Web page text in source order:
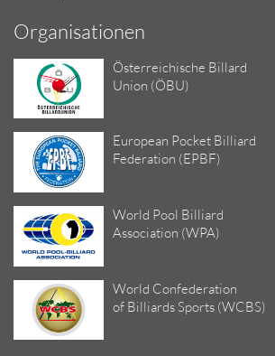
Organisationen
Österreichische Billard
Union (ÖBU)
European Pocket Billiard
Federation (EPBF)
World Pool Billiard
Association (WPA)
World Confederation
of Billiards Sports (WCBS)